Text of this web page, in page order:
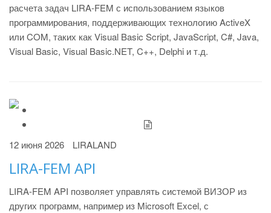
расчета задач LIRA-FEM с использованием языков
программирования, поддерживающих технологию ActiveX
или COM, таких как Visual Basic Script, JavaScript, C#, Java,
Visual Basic, Visual Basic.NET, C++, Delphi и т.д.
12 июня 2026 LIRALAND
LIRA-FEM API
LIRA-FEM API позволяет управлять системой ВИЗОР из
других программ, например из Microsoft Excel, с